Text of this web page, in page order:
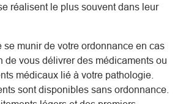
réalisent le plus souvent dans leur
se munir de votre ordonnance en cas
de vous délivrer des médicaments ou
médicaux lié à votre pathologie.
sont disponibles sans ordonnance.